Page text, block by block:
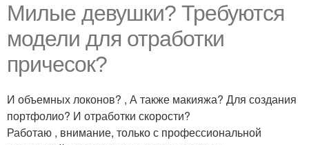
Милые девушки? Требуются
модели для отработки
причесок?
И объемных локонов? , А также макияжа? Для создания
портфолио? И отработки скорости?
Работаю , внимание, только с профессиональной